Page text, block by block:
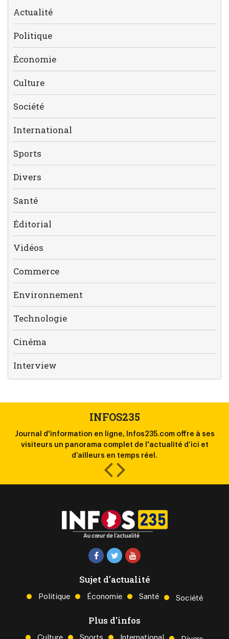
Actualité
Politique
Économie
Culture
Société
International
Sports
Divers
Santé
Éditorial
Vidéos
Commerce
Environnement
Technologie
Cinéma
Interview
INFOS235
Journal d'information en ligne, Infos235.com offre à ses
visiteurs un panorama complet de l'actualité d’ici et
d’ailleurs en temps réel.
Sujet d'actualité
Politique Économie Santé Société
Plus d'infos